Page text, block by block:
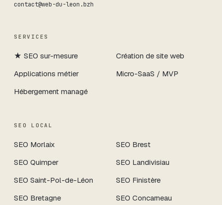
contact@web-du-leon.bzh
SERVICES
★ SEO sur-mesure
Création de site web
Applications métier
Micro-SaaS / MVP
Hébergement managé
SEO LOCAL
SEO Morlaix SEO Brest
SEO Quimper SEO Landivisiau
SEO Saint-Pol-de-Léon SEO Finistère
SEO Bretagne SEO Concarneau